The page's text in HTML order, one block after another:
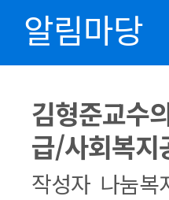
알림마당
김형준교수
급/사회복지
작성자 나눔복